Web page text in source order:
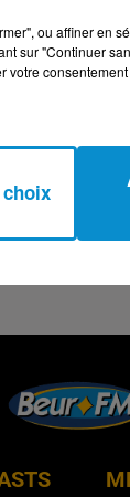
ou affiner en
sur "Continuer
votre